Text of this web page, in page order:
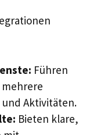
Führen
Aktivitäten.
Bieten klare,